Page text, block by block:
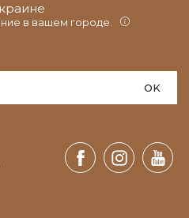
в вашем городе.
OK